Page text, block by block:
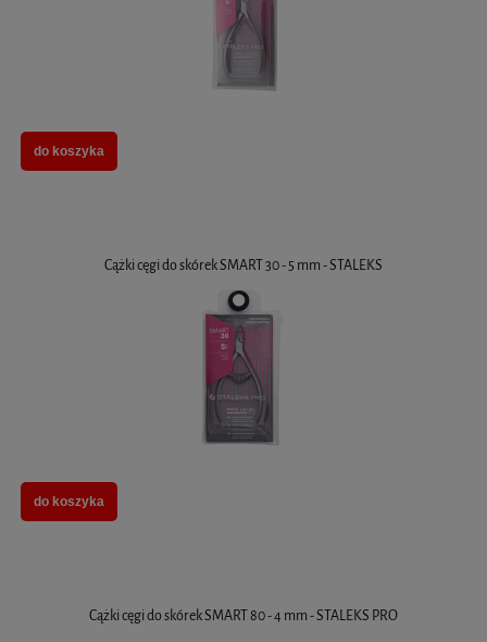
do koszyka
Cążki cęgi do skórek SMART 30 - 5 mm - STALEKS
do koszyka
Cążki cęgi do skórek SMART 80 - 4 mm - STALEKS PRO